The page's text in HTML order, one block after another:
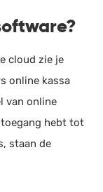
cloud zie je
online kassa
van online
hebt tot
staan de